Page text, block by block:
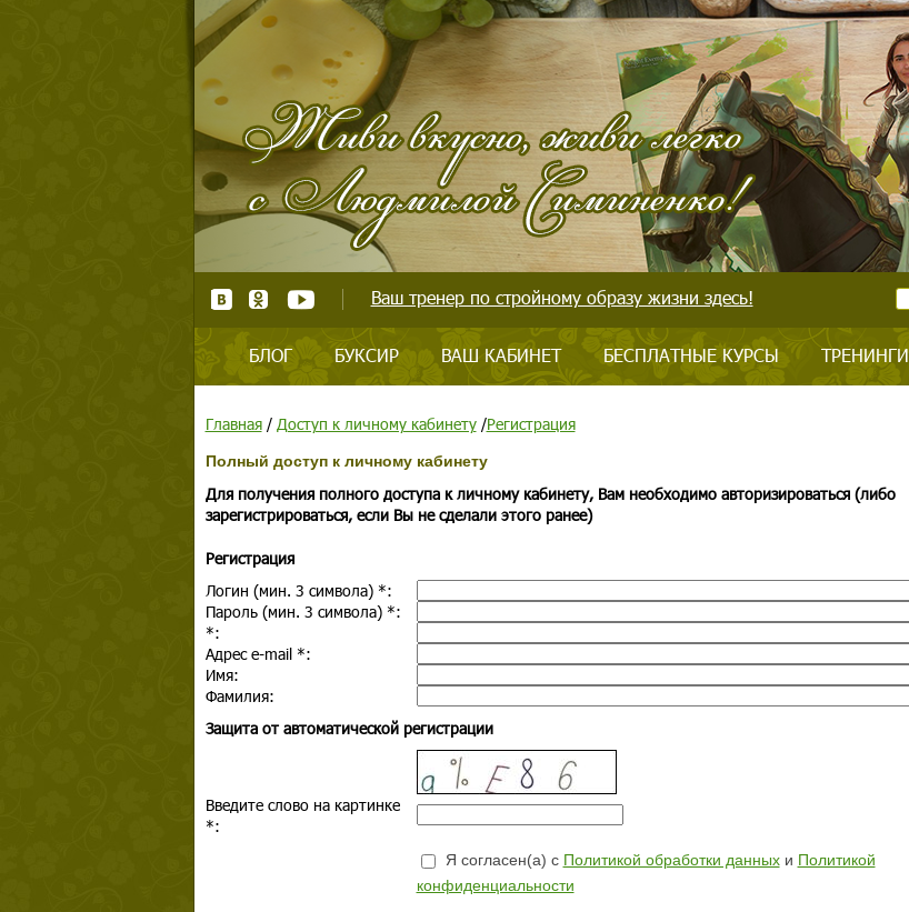
Ваш тренер по стройному образу жизни здесь!
БЛОГ БУКСИР ВАШ КАБИНЕТ БЕСПЛАТНЫЕ КУРСЫ ТРЕНИНГИ
Главная/ Доступ к личному кабинету/Регистрация
Полный доступ к личному кабинету
Для получения полного доступа к личному кабинету, Вам необходимо авторизироваться (либо
зарегистрироваться, если Вы не сделали этого ранее)
Регистрация
Логин (мин. 3 символа) *:
Пароль (мин. 3 символа) *:
*:
Адрес e-mail *:
Имя:
Фамилия:
Защита от автоматической регистрации
Введите слово на картинке
*:
Я согласен(а) с Политикой обработки данныхи Политикой
конфиденциальности